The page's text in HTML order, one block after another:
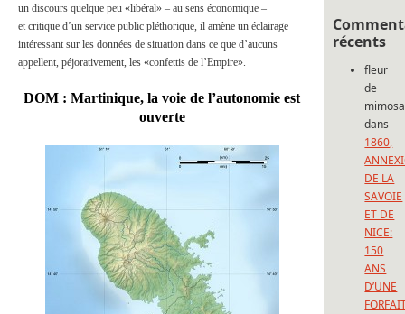
un discours quelque peu «libéral» – au sens économique –
et critique d’un service public pléthorique, il amène un éclairage
intéressant sur les données de situation dans ce que d’aucuns
appellent, péjorativement, les «confettis de l’Empire».
DOM : Martinique, la voie de l’autonomie est
ouverte
récents
fleur
de
mimosa
dans
1860,
DE LA
SAVOIE
ET DE
NICE:
150
ANS
D’UNE